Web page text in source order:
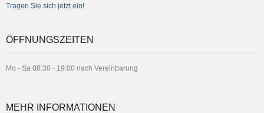
Tragen Sie sich jetzt ein!
ÖFFNUNGSZEITEN
Mo - Sa 08:30 - 19:00 nach Vereinbarung
MEHR INFORMATIONEN